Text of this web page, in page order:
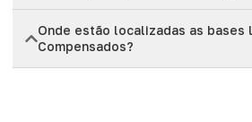
Onde estão localizadas as
Compensados?